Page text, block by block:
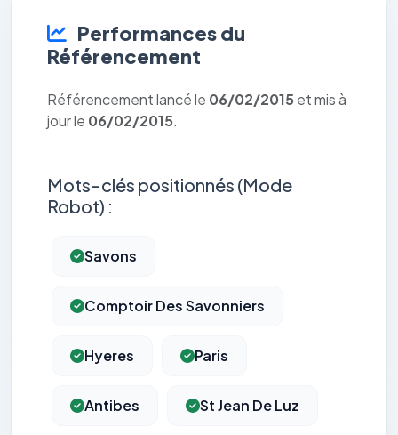
Performances du
Référencement
Référencement lancé le 06/02/2015 et mis à
jour le 06/02/2015.
Mots-clés positionnés (Mode
Robot) :
Savons
Comptoir Des Savonniers
Hyeres Paris
Antibes St Jean De Luz